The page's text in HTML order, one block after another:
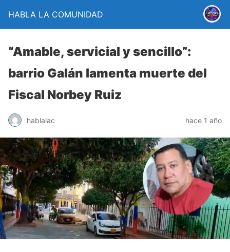
HABLA LA COMUNIDAD
“Amable, servicial y sencillo”:
barrio Galán lamenta muerte del
Fiscal Norbey Ruiz
hablalac hace 1 año